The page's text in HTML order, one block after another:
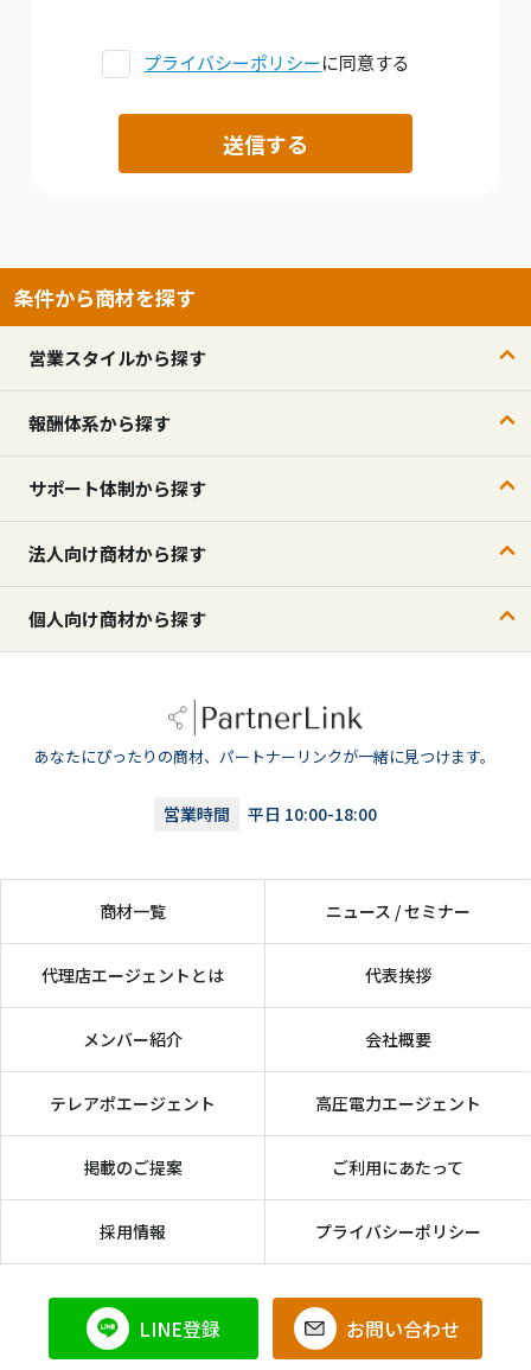
プライバシーポリシーに同意する
条件から商材を探す
営業スタイルから探す
報酬体系から探す
サポート体制から探す
法人向け商材から探す
個人向け商材から探す
あなたにぴったりの商材、パートナーリンクが一緒に見つけます。
営業時間 平日 10:00-18:00
商材一覧 ニュース / セミナー
代理店エージェントとは 代表挨拶
メンバー紹介 会社概要
テレアポエージェント 高圧電力エージェント
掲載のご提案 ご利用にあたって
採用情報 プライバシーポリシー
LINE登録 お問い合わせ